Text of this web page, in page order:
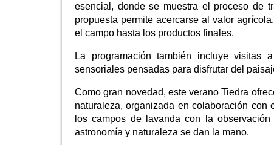
esencial, donde se muestra el proceso de
propuesta permite acercarse al valor
el campo hasta los productos finales.
La programación también incluye visitas
sensoriales pensadas para disfrutar del
Como gran novedad, este verano Tiedra
naturaleza, organizada en colaboración con
los campos de lavanda con la
astronomía y naturaleza se dan la mano.